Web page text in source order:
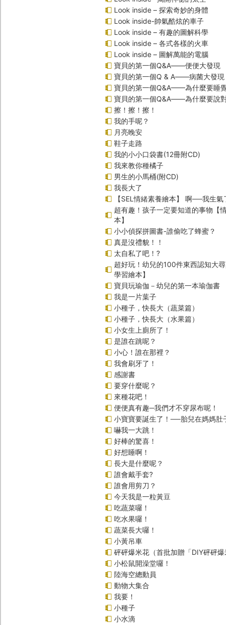
Look inside – 探索奇妙的身體
Look inside-帥氣酷炫的車子
Look inside – 有趣的圖解科學
Look inside – 各式各樣的火車
Look inside – 圖解萬能的電腦
寶貝的第一個Q&A――便便大發現
寶貝的第一個Q & A――病菌大發現
寶貝的第一個Q&A——為什麼要睡
寶貝的第一個Q&A――為什麼要說
擦！擦！擦！
我的手呢？
月亮晚安
鞋子走路
我的小小口袋書(12冊附CD)
我來教你種橘子
男生的小馬桶(附CD)
我長大了
【SEL情緒素養繪本】 啊──我生
超有趣！孩子一定要知道的事物【
本】
小小偵探拼圖書-誰偷吃了蜂蜜？
真是沒禮貌！！
太自私了吧！?
超好玩！幼兒的100件東西認知大
學習繪本】
寶貝玩瑜伽－幼兒的第一本瑜伽書
我是一片葉子
小種子，快長大（蔬菜篇）
小種子，快長大（水果篇）
小女生上廁所了！
是誰在跳呢？
小心！誰在那裡？
我會刷牙了！
感謝書
要穿什麼呢？
來種花吧！
便便真有趣─我們才不穿尿布呢！
小寶寶要誕生了！──胎兒在媽媽肚
嚇我一大跳！
好棒的驚喜！
好想睡啊！
長大是什麼呢？
誰會戴手套?
誰會用剪刀？
今天我是一粒黃豆
吃蔬菜囉！
吃水果囉！
蔬菜長大囉！
小黃吊車
砰砰爆米花（首批加贈「DIY砰砰
小松鼠開澡堂囉！
陸海空總動員
動物大集合
我要！
小種子
小水滴